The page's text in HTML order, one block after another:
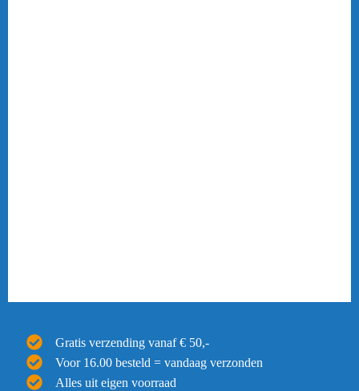
Gratis verzending vanaf € 50,-
Voor 16.00 besteld = vandaag verzonden
Alles uit eigen voorraad